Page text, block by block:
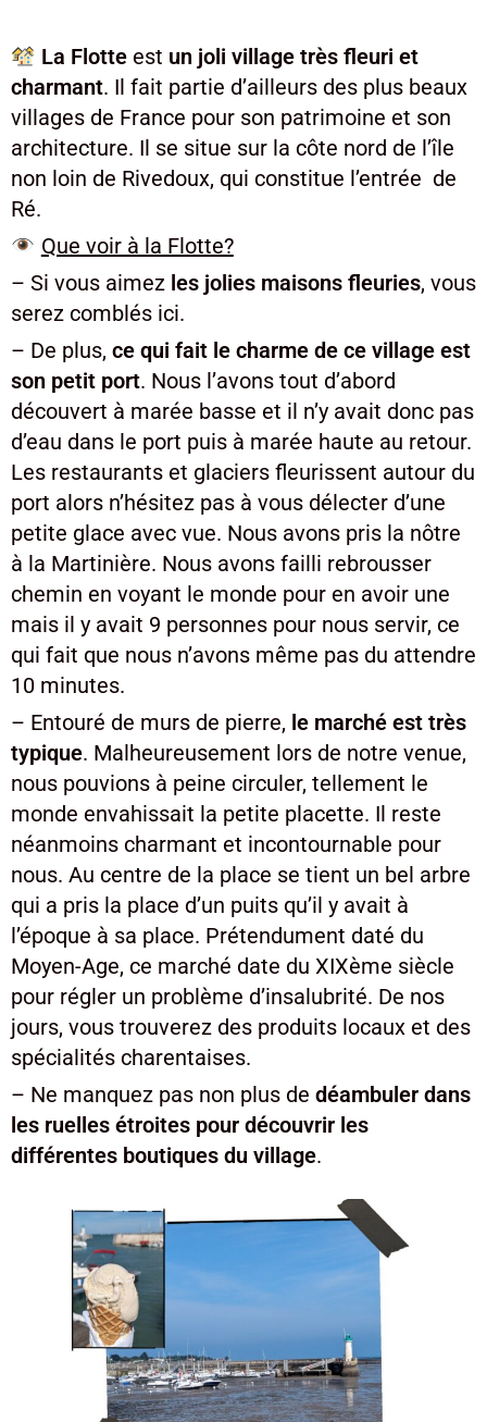
La Flotteest un joli village très fleuri et
charmant. Il fait partie d’ailleurs des plus beaux
villages de France pour son patrimoine et son
architecture. Il se situe sur la côte nord de l’île
non loin de Rivedoux, qui constitue l’entrée de
Ré.
Que voir à la Flotte?
– Si vous aimez les jolies maisons fleuries, vous
serez comblés ici.
– De plus, ce qui fait le charme de ce village est
son petit port. Nous l’avons tout d’abord
découvert à marée basse et il n’y avait donc pas
d’eau dans le port puis à marée haute au retour.
Les restaurants et glaciers fleurissent autour du
port alors n’hésitez pas à vous délecter d’une
petite glace avec vue. Nous avons pris la nôtre
à la Martinière. Nous avons failli rebrousser
chemin en voyant le monde pour en avoir une
mais il y avait 9 personnes pour nous servir, ce
qui fait que nous n’avons même pas du attendre
10 minutes.
– Entouré de murs de pierre, le marché est très
typique. Malheureusement lors de notre venue,
nous pouvions à peine circuler, tellement le
monde envahissait la petite placette. Il reste
néanmoins charmant et incontournable pour
nous. Au centre de la place se tient un bel arbre
qui a pris la place d’un puits qu’il y avait à
l’époque à sa place. Prétendument daté du
Moyen-Age, ce marché date du XIXème siècle
pour régler un problème d’insalubrité. De nos
jours, vous trouverez des produits locaux et des
spécialités charentaises.
– Ne manquez pas non plus de déambuler dans
les ruelles étroites pour découvrir les
différentes boutiques du village.